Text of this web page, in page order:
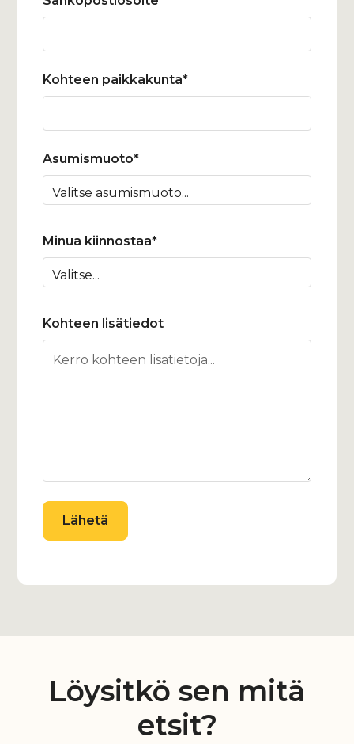
Kohteen paikkakunta*
Asumismuoto*
Minua kiinnostaa*
Kohteen lisätiedot
Löysitkö sen mitä
etsit?